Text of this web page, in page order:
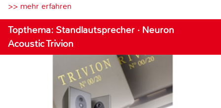
>> mehr erfahren
Topthema: Standlautsprecher · Neuron
Acoustic Trivion